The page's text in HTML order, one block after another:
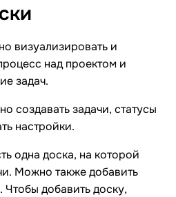
визуализировать и
над проектом и
задач.
создавать задачи, статусы
настройки.
одна доска, на которой
Можно также добавить
добавить доску,